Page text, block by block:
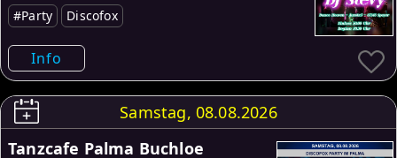
#Party Discofox
Info
Samstag, 08.08.2026
Tanzcafe Palma Buchloe